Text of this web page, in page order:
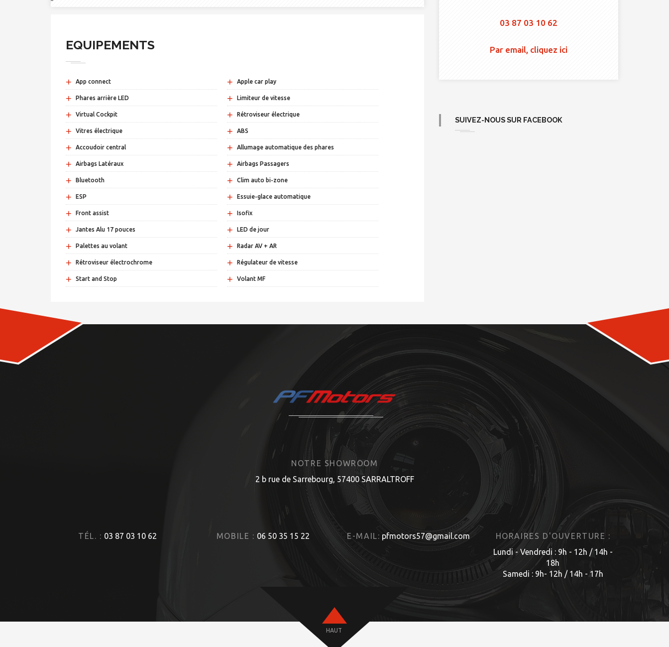
EQUIPEMENTS
+ App connect + Apple car play
+ Phares arrière LED + Limiteur de vitesse
+ Virtual Cockpit + Rétroviseur électrique
+ Vitres électrique + ABS
+ Accoudoir central + Allumage automatique des phares
+ Airbags Latéraux + Airbags Passagers
+ Bluetooth + Clim auto bi-zone
+ ESP + Essuie-glace automatique
+ Front assist + Isofix
+ Jantes Alu 17 pouces + LED de jour
+ Palettes au volant + Radar AV + AR
+ Rétroviseur électrochrome + Régulateur de vitesse
+ Start and Stop + Volant MF
03 87 03 10 62
Par email, cliquez ici
SUIVEZ-NOUS SUR FACEBOOK
NOTRE SHOWROOM
2 b rue de Sarrebourg, 57400 SARRALTROFF
TÉL. : 03 87 03 10 62 MOBILE : 06 50 35 15 22 E-MAIL: pfmotors57@gmail.com
HORAIRES D'OUVERTURE :
Lundi - Vendredi : 9h - 12h / 14h -
18h
Samedi : 9h- 12h / 14h - 17h
HAUT